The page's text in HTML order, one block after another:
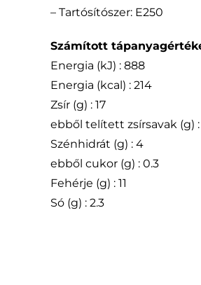
– Tartósítószer: E250
Számított
Energia (kJ) : 888
Energia (kcal) : 214
Zsír (g) : 17
ebből telített zsírsavak (g) :
Szénhidrát (g) : 4
ebből cukor (g) : 0.3
Fehérje (g) : 11
Só (g) : 2.3